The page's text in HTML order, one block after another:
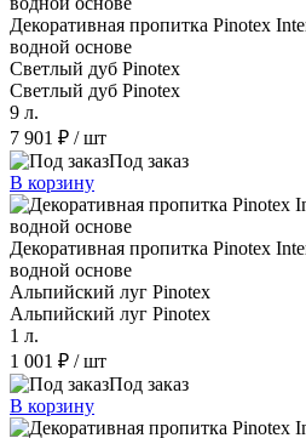
Декоративная пропитка Pinotex
водной основе
Светлый дуб Pinotex
Светлый дуб Pinotex
9 л.
7 901 ₽ / шт
Под заказ
В корзину
Декоративная пропитка Pinotex
водной основе
Альпийский луг Pinotex
Альпийский луг Pinotex
1 л.
1 001 ₽ / шт
Под заказ
В корзину